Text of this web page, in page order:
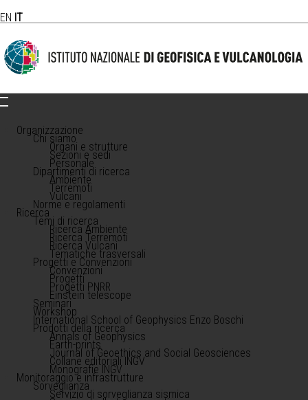
EN IT
Organizzazione
Chi siamo
Organi e strutture
Sezioni e sedi
Personale
Dipartimenti di ricerca
Ambiente
Terremoti
Vulcani
Norme e regolamenti
Ricerca
Temi di ricerca
Ricerca Ambiente
Ricerca Terremoti
Ricerca Vulcani
Tematiche trasversali
Progetti e Convenzioni
Convenzioni
Progetti
Progetti PNRR
Einstein telescope
Seminari
Workshop
International School of Geophysics Enzo Boschi
Prodotti della ricerca
Annals of Geophysics
Earth-prints
Journal of Geoethics and Social Geosciences
Collane editoriali INGV
Monografie INGV
Monitoraggio e infrastrutture
Sorveglianza
Servizio di sorveglianza sismica